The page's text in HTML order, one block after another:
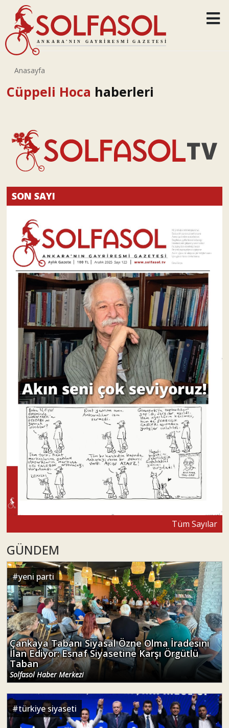
Anasayfa
Cüppeli Hoca haberleri
SON SAYI
Tüm Sayılar
GÜNDEM
#yeni parti
Çankaya Tabanı Siyasal Özne Olma İradesini
İlan Ediyor: Esnaf Siyasetine Karşı Örgütlü
Taban
Solfasol Haber Merkezi
#türkiye siyaseti